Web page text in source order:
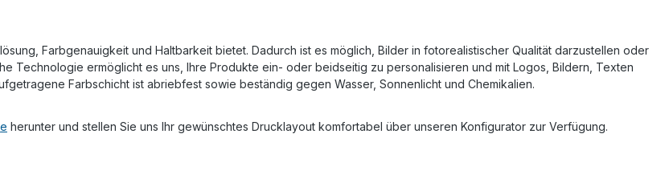
Farbgenauigkeit und Haltbarkeit bietet. Dadurch ist es möglich, Bilder in fotorealistischer Qualität darzustellen oder
Technologie ermöglicht es uns, Ihre Produkte ein- oder beidseitig zu personalisieren und mit Logos, Bildern, Texten
Farbschicht ist abriebfest sowie beständig gegen Wasser, Sonnenlicht und Chemikalien.
herunter und stellen Sie uns Ihr gewünschtes Drucklayout komfortabel über unseren Konfigurator zur Verfügung.